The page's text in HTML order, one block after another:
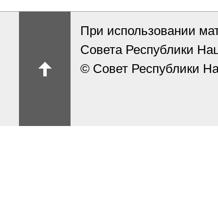
При использовании
Совета Республики
© Совет Республики